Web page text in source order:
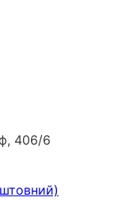
406/6